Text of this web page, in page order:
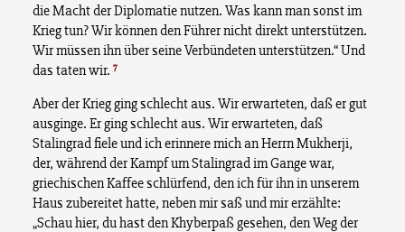
die Macht der Diplomatie nutzen. Was kann man sonst im
Krieg tun? Wir können den Führer nicht direkt unterstützen.
Wir müssen ihn über seine Verbündeten unterstützen.“ Und
das taten wir. 7
Aber der Krieg ging schlecht aus. Wir erwarteten, daß er gut
ausginge. Er ging schlecht aus. Wir erwarteten, daß
Stalingrad fiele und ich erinnere mich an Herrn Mukherji,
der, während der Kampf um Stalingrad im Gange war,
griechischen Kaffee schlürfend, den ich für ihn in unserem
Haus zubereitet hatte, neben mir saß und mir erzählte:
„Schau hier, du hast den Khyberpaß gesehen, den Weg der